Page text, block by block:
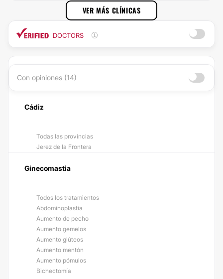
VER MÁS CLÍNICAS
DOCTORS
Con opiniones (14)
Cádiz
Todas las provincias
Jerez de la Frontera
Ginecomastia
Todos los tratamientos
Abdominoplastia
Aumento de pecho
Aumento gemelos
Aumento glúteos
Aumento mentón
Aumento pómulos
Bichectomía